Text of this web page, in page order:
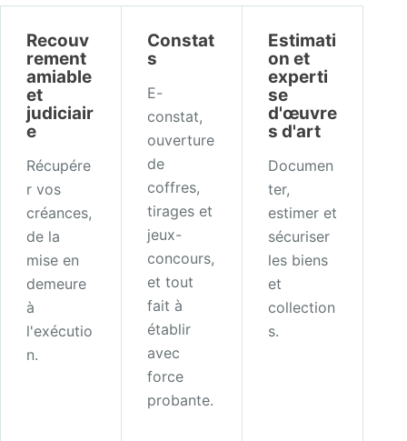
Recouv
rement
amiable
et
judiciair
e
Récupére
r vos
créances,
de la
mise en
demeure
à
l'exécutio
n.
Constat
s
E-
constat,
ouverture
de
coffres,
tirages et
jeux-
concours,
et tout
fait à
établir
avec
force
probante.
Estimati
on et
experti
se
d'œuvre
s d'art
Documen
ter,
estimer et
sécuriser
les biens
et
collection
s.